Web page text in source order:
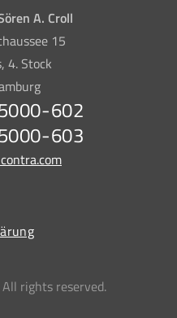
A. Croll
15
4. Stock
602
603
rights reserved.